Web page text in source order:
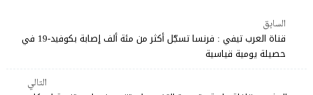
السابق
قناة العرب تيفي : فرنسا تسجّل أكثر من مئة ألف إصابة بكوفيد-19 في
حصيلة يومية قياسية
التالي